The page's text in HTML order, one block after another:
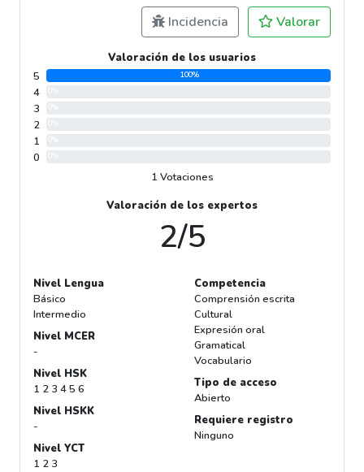
Incidencia Valorar
Valoración de los usuarios
5
100%
4
3
2
1
0
1 Votaciones
Valoración de los expertos
2/5
Nivel Lengua
Básico
Intermedio
Nivel MCER
-
Nivel HSK
1 2 3 4 5 6
Nivel HSKK
-
Nivel YCT
1 2 3
Competencia
Comprensión escrita
Cultural
Expresión oral
Gramatical
Vocabulario
Tipo de acceso
Abierto
Requiere registro
Ninguno